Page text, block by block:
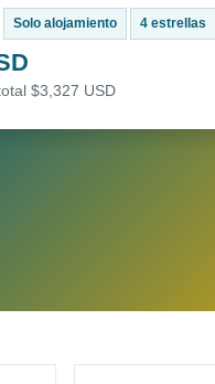
Solo alojamiento 4 estrellas
$3,327 USD